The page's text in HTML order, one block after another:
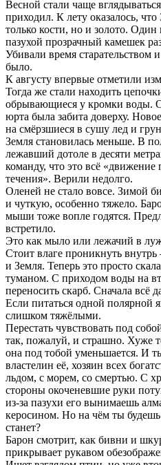
Весной стали чаще
приходил. К лету оказалось,
только кости, но и золото. Один
пазухой прозрачный камешек
Убивали время старательством
было.
К августу впервые отметили
Тогда же стали находить
обрывающиеся у кромки воды.
юрта была забита доверху.
на смёрзшиеся в сушу лед и
Земля становилась меньше. В
лежавший дотоле в десяти
команду, что это всё
течения». Верили недолго.
Оленей не стало вовсе. Зимой
и чуткую, особенно тяжело.
мыши тоже вопле годятся.
встретило.
Это как мыло или лежачий в
Стоит влаге проникнуть
и Земля. Теперь это просто
туманом. С приходом воды на
переносить скарб. Сначала всё
Если питаться одной полярной
слишком тяжёлыми.
Перестать чувствовать под
так, пожалуй, и страшно. Хуже
она под тобой уменьшается. И
властелин её, хозяин всех
льдом, с морем, со смертью. С
стороны окоченевшие руки
из-за пазухи его вынимаешь
керосином. Но на чём ты будешь
станет?
Барон смотрит, как бивни и
прикрывает рукавом